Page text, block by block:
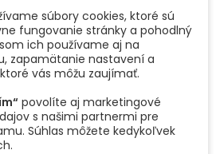
sadu
, ktorá obsahuje:
súbory cookies, ktoré sú
fungovanie stránky a pohodlný
ich používame aj na
zapamätanie nastavení a
vás môžu zaujímať.
povolíte aj marketingové
s našimi partnermi pre
Súhlas môžete kedykoľvek